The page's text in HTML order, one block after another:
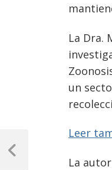
La Dra.
un
Leer
La
Navegación
de
Previous